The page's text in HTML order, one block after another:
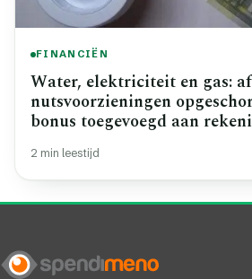
FINANCIËN
Water, elektriciteit en gas:
nutsvoorzieningen
bonus toegevoegd aan
2 min leestijd